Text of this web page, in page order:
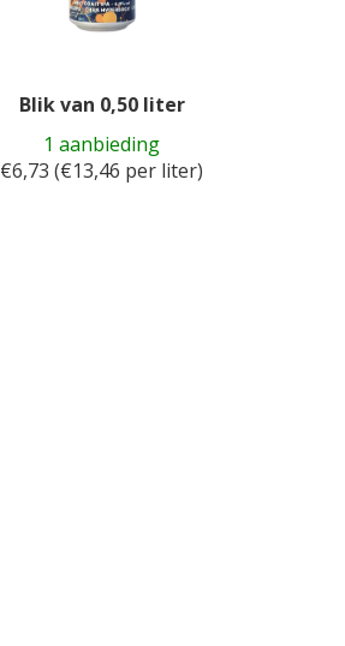
Blik van 0,50 liter
1 aanbieding
€6,73 (€13,46 per liter)